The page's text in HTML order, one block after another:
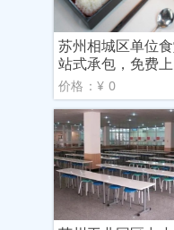
苏州相城区单位
站式承包，免费
察报
价格：¥ 0